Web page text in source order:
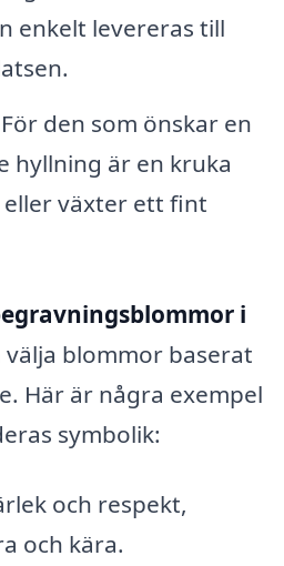
enkelt levereras till
För den som önskar en
hyllning är en kruka
växter ett fint
i
välja blommor baserat
Här är några exempel
symbolik:
och respekt,
och kära.